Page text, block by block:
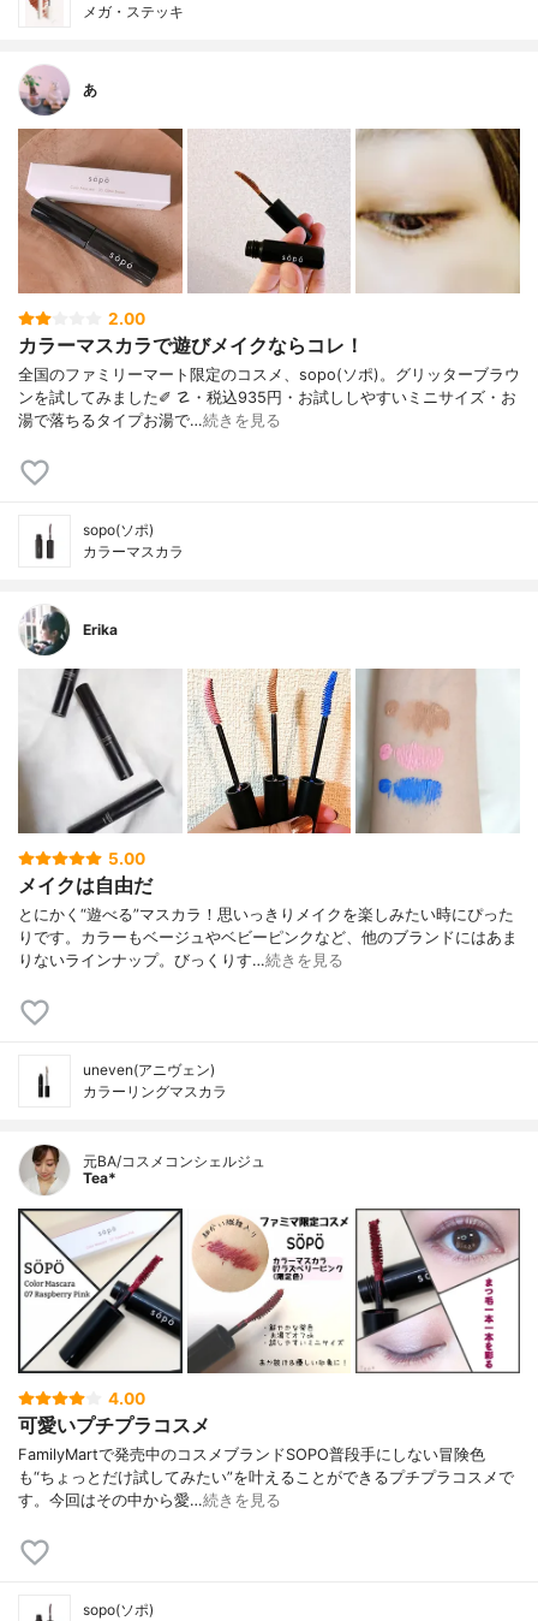
メガ・ステッキ
あ
2.00
カラーマスカラで遊びメイクならコレ！
全国のファミリーマート限定のコスメ、sopo(ソポ)。グリッターブラウ
ンを試してみました✐ ☡・税込935円・お試ししやすいミニサイズ・お
湯で落ちるタイプお湯で…続きを見る
sopo(ソポ)
カラーマスカラ
Erika
5.00
メイクは自由だ
とにかく“遊べる”マスカラ！思いっきりメイクを楽しみたい時にぴった
りです。カラーもベージュやベビーピンクなど、他のブランドにはあま
りないラインナップ。びっくりす…続きを見る
uneven(アニヴェン)
カラーリングマスカラ
元BA/コスメコンシェルジュ
Tea*
4.00
可愛いプチプラコスメ
FamilyMartで発売中のコスメブランドSOPO普段手にしない冒険色
も“ちょっとだけ試してみたい”を叶えることができるプチプラコスメで
す。今回はその中から愛…続きを見る
sopo(ソポ)